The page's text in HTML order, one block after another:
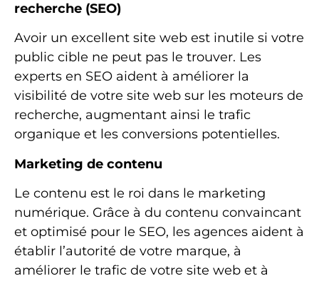
recherche (SEO)
Avoir un excellent site web est inutile si votre
public cible ne peut pas le trouver. Les
experts en SEO aident à améliorer la
visibilité de votre site web sur les moteurs de
recherche, augmentant ainsi le trafic
organique et les conversions potentielles.
Marketing de contenu
Le contenu est le roi dans le marketing
numérique. Grâce à du contenu convaincant
et optimisé pour le SEO, les agences aident à
établir l’autorité de votre marque, à
améliorer le trafic de votre site web et à